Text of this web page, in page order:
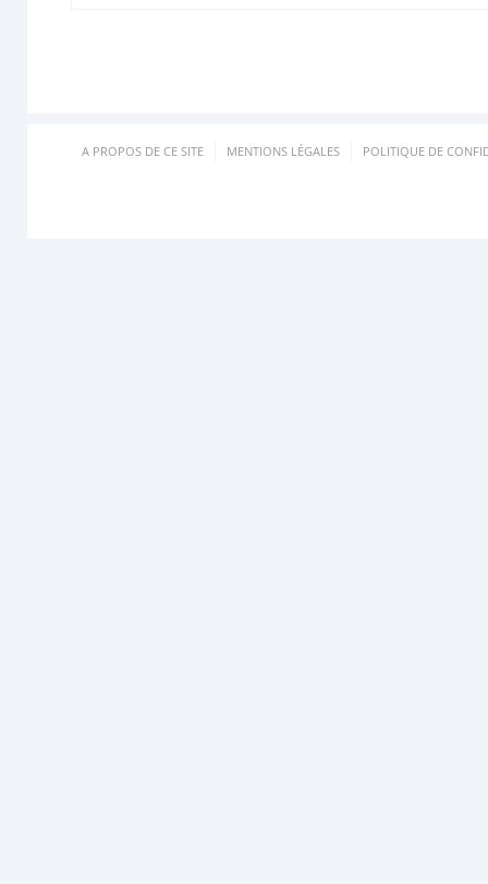
A PROPOS DE CE SITE MENTIONS LÉGALES POLITIQUE DE